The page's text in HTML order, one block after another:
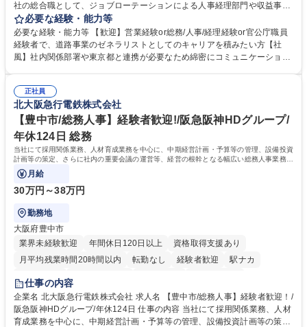
社の総合職として、ジョブローテーションによる人事経理部門や収益事業
等のフロント部門の部署等幅広い部署での業務をお任せいたします。研修
制度やキャリア支援が充実しております！ ※下記業務詳細 【業務詳細】■
管理部門：広報、人事、経理など当公社の運営に係る管理業務 ■収益部
門：駐車場の新規開拓、管理運営、新宿駅西口広場の「イベントコーナ
道路施設や道路工事現場の見学ツアー事業 ※入社後は上記いずれかの部門
へ配属。※業務内容変更の範囲：会社の定める業務 募集職種 【都庁グル
ープ】総合職（事務）◇残業月平均9時間未満／有給年平均16日取得
必要な経験・能力等
必要な経験・能力等 【歓迎】営業経験or総務/人事/経理経験or官公庁職員
経験者で、道路事業のゼネラリストとしてのキャリアを積みたい方【社
風】社内関係部署や東京都と連携が必要なため綿密にコミュニケーション
部門など多岐に渡る業務を経験できます。 ■様々なプロジェクト：駐車場
事業の他、新宿駅西口広場内に設置された照明を兼ねた広告「ブライトサ
イン」の管理運営を行うなど、事業収益を生み出す活動を積極的に行って
います。 学歴・資格 学歴：大学院 大学 高専 短大 専修学校 高校 語学力：
資格：
正社員
北大阪急行電鉄株式会社
【豊中市/総務人事】経験者歓迎!/阪急阪神HDグループ/
年休124日 総務
当社にて採用関係業務、人材育成業務を中心に、中期経営計画・予算等の管理、設備投資
計画等の策定、さらに社内の重要会議の運営等、経営の根幹となる幅広い総務人事業務全
般を担当していただきます。
月給
30万円～38万円
勤務地
大阪府豊中市
業界未経験歓迎
年間休日120日以上
資格取得支援あり
月平均残業時間20時間以内
転勤なし 経験者歓迎
駅ナカ
退職金あり
土日祝休み
服装自由 昼食補助あり 食事補助あり
仕事の内容
企業名 北大阪急行電鉄株式会社 求人名 【豊中市/総務人事】経験者歓迎！/
阪急阪神HDグループ/年休124日 仕事の内容 当社にて採用関係業務、人材
育成業務を中心に、中期経営計画・予算等の管理、設備投資計画等の策